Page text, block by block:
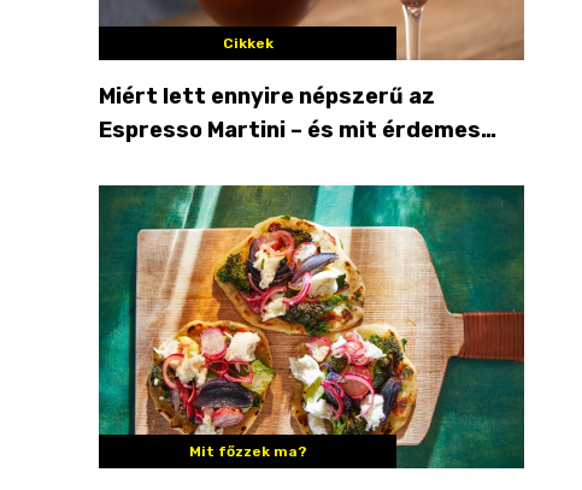
Cikkek
Miért lett ennyire népszerű az
Espresso Martini – és mit érdemes
Mit főzzek ma?